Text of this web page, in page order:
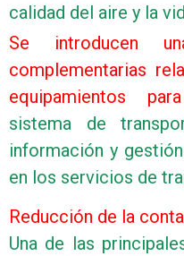
calidad del aire y la
Se introducen
complementarias
equipamientos
sistema de
información y
en los servicios de
Reducción de la
Una de las